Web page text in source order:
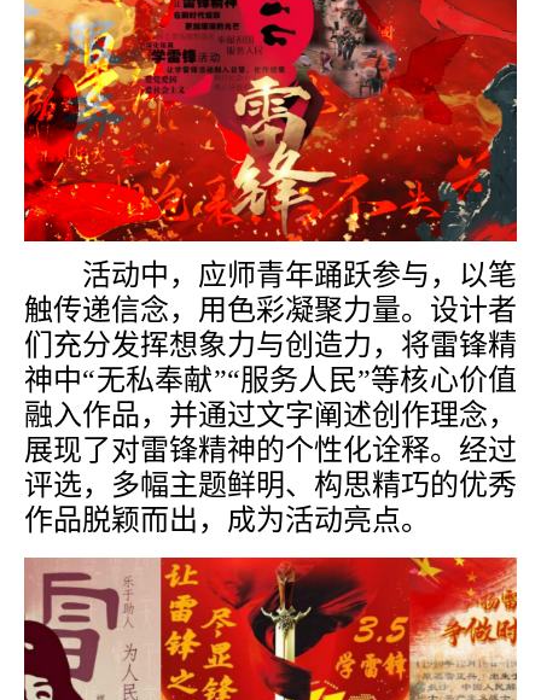
活动中，应师青年踊跃参与，以笔
触传递信念，用色彩凝聚力量。设计者
们充分发挥想象力与创造力，将雷锋精
神中“无私奉献”“服务人民”等核心价值
融入作品，并通过文字阐述创作理念，
展现了对雷锋精神的个性化诠释。经过
评选，多幅主题鲜明、构思精巧的优秀
作品脱颖而出，成为活动亮点。